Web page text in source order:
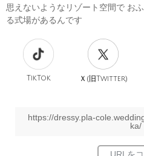
思えないようなリゾート空間で お
る式場があるんです
TikTok Ｘ(旧Twitter)
https://dressy.pla-
ka/